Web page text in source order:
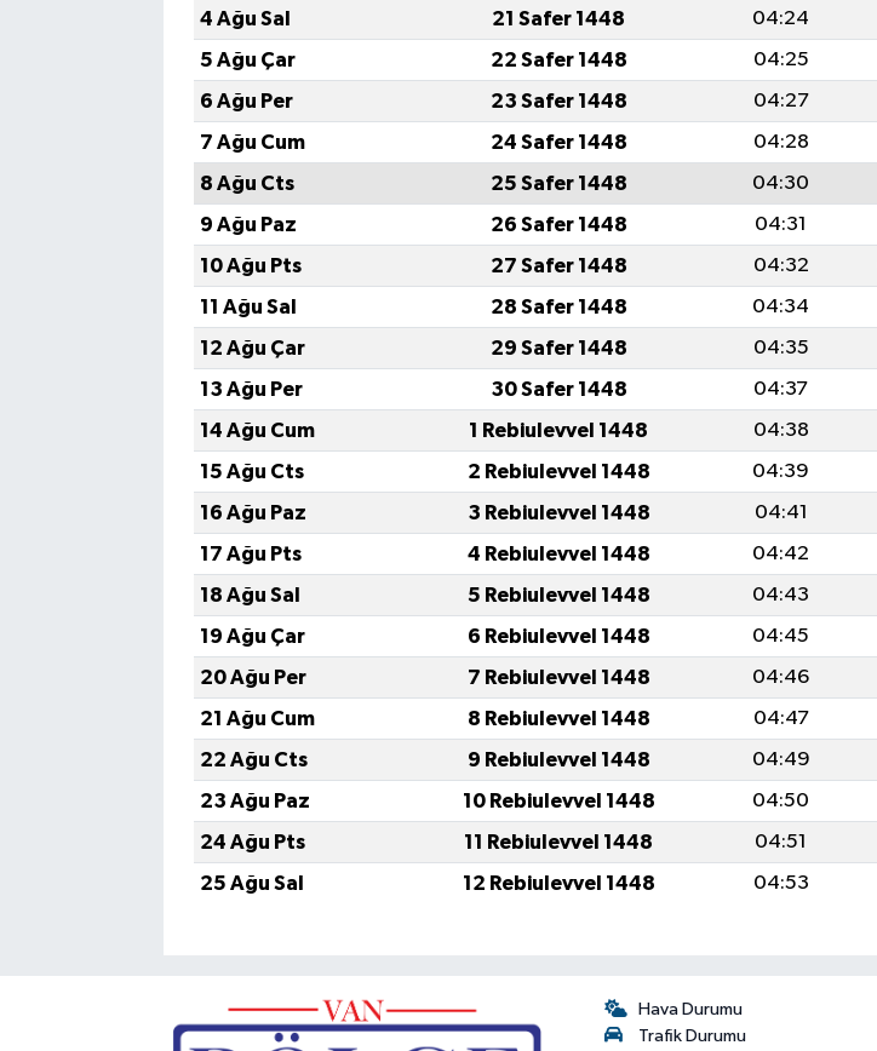
4 Ağu Sal
21 Safer 1448 04:24
5 Ağu Çar
22 Safer 1448 04:25
6 Ağu Per
23 Safer 1448 04:27
7 Ağu Cum
24 Safer 1448 04:28
8 Ağu Cts
25 Safer 1448 04:30
9 Ağu Paz
26 Safer 1448 04:31
10 Ağu Pts
27 Safer 1448 04:32
11 Ağu Sal
28 Safer 1448 04:34
12 Ağu Çar
29 Safer 1448 04:35
13 Ağu Per
30 Safer 1448 04:37
14 Ağu Cum
1 Rebiulevvel 1448 04:38
15 Ağu Cts
2 Rebiulevvel 1448 04:39
16 Ağu Paz
3 Rebiulevvel 1448 04:41
17 Ağu Pts
4 Rebiulevvel 1448 04:42
18 Ağu Sal
5 Rebiulevvel 1448 04:43
19 Ağu Çar
6 Rebiulevvel 1448 04:45
20 Ağu Per
7 Rebiulevvel 1448 04:46
21 Ağu Cum
8 Rebiulevvel 1448 04:47
22 Ağu Cts
9 Rebiulevvel 1448 04:49
23 Ağu Paz
10 Rebiulevvel 1448 04:50
24 Ağu Pts
11 Rebiulevvel 1448 04:51
25 Ağu Sal
12 Rebiulevvel 1448 04:53
Hava Durumu
Trafik Durumu